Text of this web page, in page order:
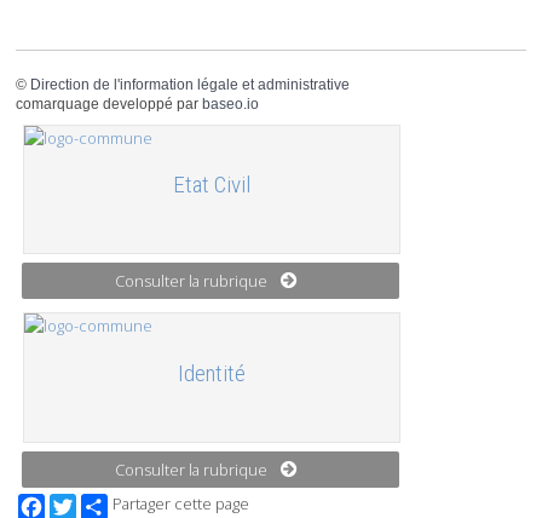
© Direction de l'information légale et administrative
comarquage developpé par baseo.io
Etat Civil
Consulter la rubrique
Identité
Consulter la rubrique
Facebook
TwitterPartager cette page